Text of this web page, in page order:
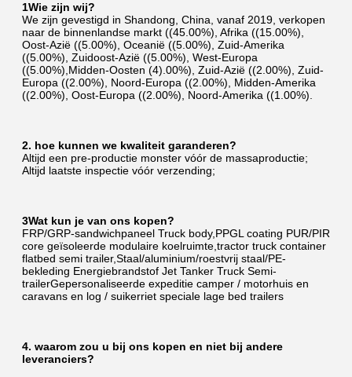
1Wie zijn wij?
We zijn gevestigd in Shandong, China, vanaf 2019, verkopen
naar de binnenlandse markt ((45.00%), Afrika ((15.00%),
Oost-Azië ((5.00%), Oceanië ((5.00%), Zuid-Amerika
((5.00%), Zuidoost-Azië ((5.00%), West-Europa
((5.00%),Midden-Oosten (4).00%), Zuid-Azië ((2.00%), Zuid-
Europa ((2.00%), Noord-Europa ((2.00%), Midden-Amerika
((2.00%), Oost-Europa ((2.00%), Noord-Amerika ((1.00%).
2. hoe kunnen we kwaliteit garanderen?
Altijd een pre-productie monster vóór de massaproductie;
Altijd laatste inspectie vóór verzending;
3Wat kun je van ons kopen?
FRP/GRP-sandwichpaneel Truck body,PPGL coating PUR/PIR
core geïsoleerde modulaire koelruimte,tractor truck container
flatbed semi trailer,Staal/aluminium/roestvrij staal/PE-
bekleding Energiebrandstof Jet Tanker Truck Semi-
trailerGepersonaliseerde expeditie camper / motorhuis en
caravans en log / suikerriet speciale lage bed trailers
4. waarom zou u bij ons kopen en niet bij andere
leveranciers?